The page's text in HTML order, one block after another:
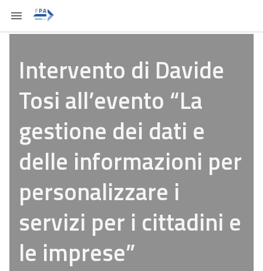
Intervento di Davide
Tosi all’evento “La
gestione dei dati e
delle informazioni per
personalizzare i
servizi per i cittadini e
le imprese”